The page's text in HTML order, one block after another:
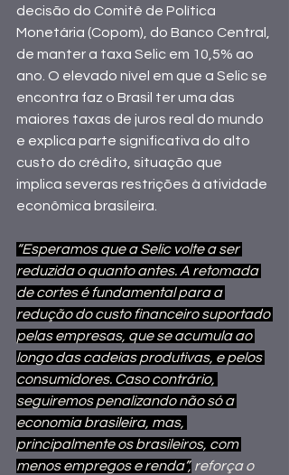
decisão do Comitê de Política
Monetária (Copom), do Banco Central ,
de manter a taxa Selic em 10,5% ao
ano. O elevado nível em que a Selic se
encontra faz o Brasil ter uma das
maiores taxas de juros real do mundo
e explica parte significativa do alto
custo do crédito, situação que
implica severas restrições à atividade
econômica brasileira.
“Esperamos que a Selic volte a ser
reduzida o quanto antes. A retomada
de cortes é fundamental para a
redução do custo financeiro suportado
pelas empresas, que se acumula ao
longo das cadeias produtivas, e pelos
consumidores. Caso contrário,
seguiremos penalizando não só a
economia brasileira, mas,
principalmente os brasileiros, com
menos empregos e renda”, reforça o